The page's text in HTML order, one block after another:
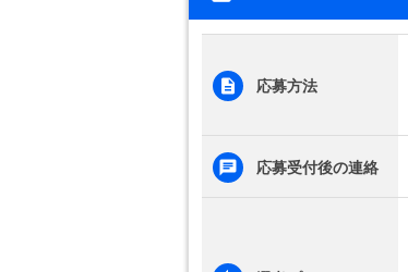
応募方法
応募受付後の連絡